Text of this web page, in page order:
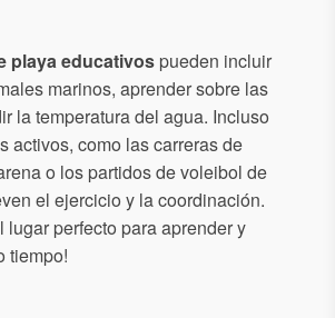
playa educativos pueden incluir
marinos, aprender sobre las
la temperatura del agua. Incluso
activos, como las carreras de
o los partidos de voleibol de
el ejercicio y la coordinación.
lugar perfecto para aprender y
tiempo!